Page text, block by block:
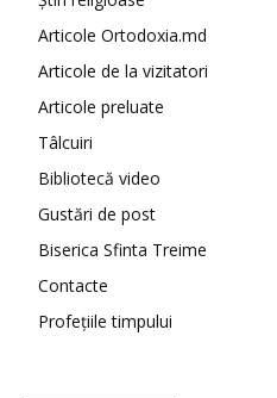
Articole Ortodoxia.md
Articole de la vizitatori
Articole preluate
Tâlcuiri
Bibliotecă video
Gustări de post
Biserica Sfinta Treime
Contacte
Profețiile timpului